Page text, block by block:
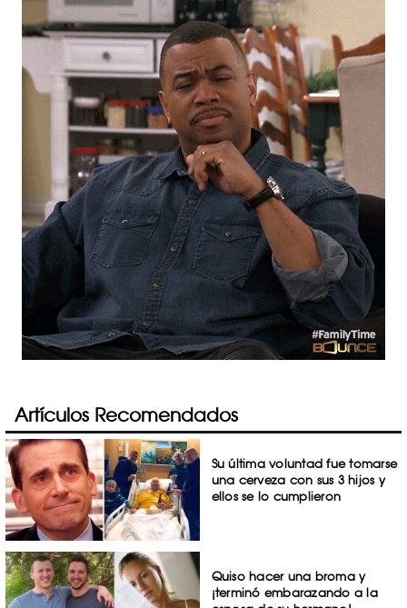
Artículos Recomendados
Su última voluntad fue tomarse
una cerveza con sus 3 hijos y
ellos se lo cumplieron
Quiso hacer una broma y
¡terminó embarazando a la